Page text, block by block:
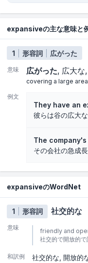
expansiveの主な意味と
1 形容詞 広がった
意味 広がった 広大な
covering a large
例文
They have an
彼らは谷の広大
The
その会社の急成
expansiveのWordNet
1 形容詞 社交的な
意味
friendly and
社交的で開放的
和訳例 社交的な 開放的